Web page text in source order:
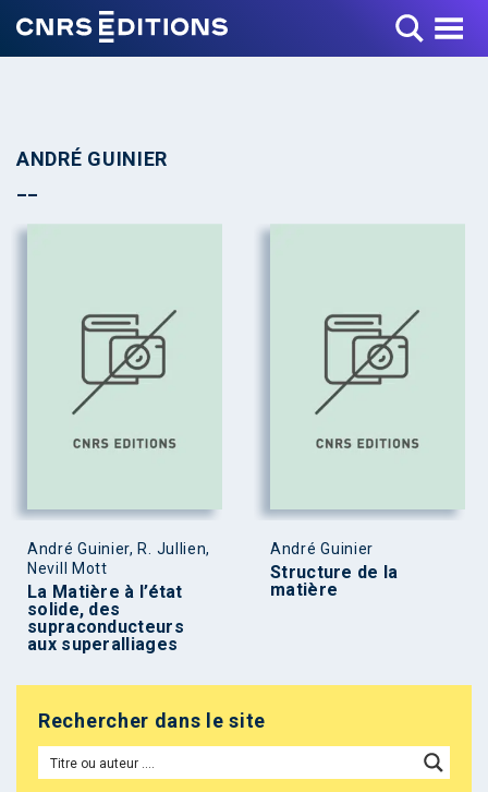
Toggle Menu
ANDRÉ GUINIER
André Guinier, R. Jullien,
Nevill Mott
La Matière à l’état
solide, des
supraconducteurs
aux superalliages
André Guinier
Structure de la
matière
Rechercher dans le site